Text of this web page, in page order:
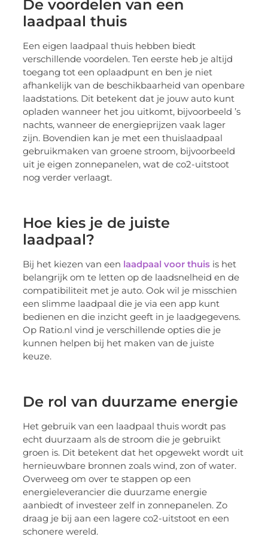
De voordelen van een
laadpaal thuis
Een eigen laadpaal thuis hebben biedt
verschillende voordelen. Ten eerste heb je altijd
toegang tot een oplaadpunt en ben je niet
afhankelijk van de beschikbaarheid van openbare
laadstations. Dit betekent dat je jouw auto kunt
opladen wanneer het jou uitkomt, bijvoorbeeld ’s
nachts, wanneer de energieprijzen vaak lager
zijn. Bovendien kan je met een thuislaadpaal
gebruikmaken van groene stroom, bijvoorbeeld
uit je eigen zonnepanelen, wat de co2-uitstoot
nog verder verlaagt.
Hoe kies je de juiste
laadpaal?
Bij het kiezen van een laadpaal voor thuis is het
belangrijk om te letten op de laadsnelheid en de
compatibiliteit met je auto. Ook wil je misschien
een slimme laadpaal die je via een app kunt
bedienen en die inzicht geeft in je laadgegevens.
Op Ratio.nl vind je verschillende opties die je
kunnen helpen bij het maken van de juiste
keuze.
De rol van duurzame energie
Het gebruik van een laadpaal thuis wordt pas
echt duurzaam als de stroom die je gebruikt
groen is. Dit betekent dat het opgewekt wordt uit
hernieuwbare bronnen zoals wind, zon of water.
Overweeg om over te stappen op een
energieleverancier die duurzame energie
aanbiedt of investeer zelf in zonnepanelen. Zo
draag je bij aan een lagere co2-uitstoot en een
schonere wereld.